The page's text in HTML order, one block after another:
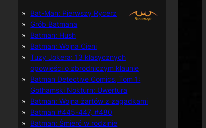
Bat-Man: Pierwszy Rycerz
Grób Batmana
Batman: Hush
Batman: Wojna Cieni
Tuzy Jokera: 13 klasycznych
opowieści o zbrodniczym klaunie
Batman Detective Comics, Tom 1:
Gothamski Nokturn: Uwertura
Batman: Wojna żartów z zagadkami
Batman #445-447, #480
Batman: Śmierć w rodzinie